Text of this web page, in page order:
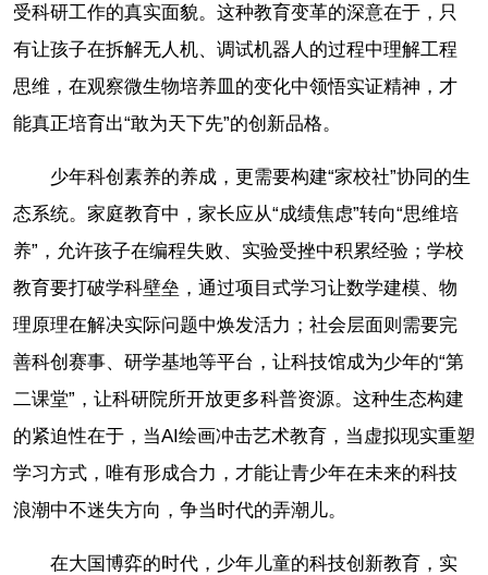
受科研工作的真实面貌。这种教育变革的深意在于，只
有让孩子在拆解无人机、调试机器人的过程中理解工程
思维，在观察微生物培养皿的变化中领悟实证精神，才
能真正培育出“敢为天下先”的创新品格。
少年科创素养的养成，更需要构建“家校社”协同的生
态系统。家庭教育中，家长应从“成绩焦虑”转向“思维培
养”，允许孩子在编程失败、实验受挫中积累经验；学校
教育要打破学科壁垒，通过项目式学习让数学建模、物
理原理在解决实际问题中焕发活力；社会层面则需要完
善科创赛事、研学基地等平台，让科技馆成为少年的“第
二课堂”，让科研院所开放更多科普资源。这种生态构建
的紧迫性在于，当AI绘画冲击艺术教育，当虚拟现实重塑
学习方式，唯有形成合力，才能让青少年在未来的科技
浪潮中不迷失方向，争当时代的弄潮儿。
在大国博弈的时代，少年儿童的科技创新教育，实